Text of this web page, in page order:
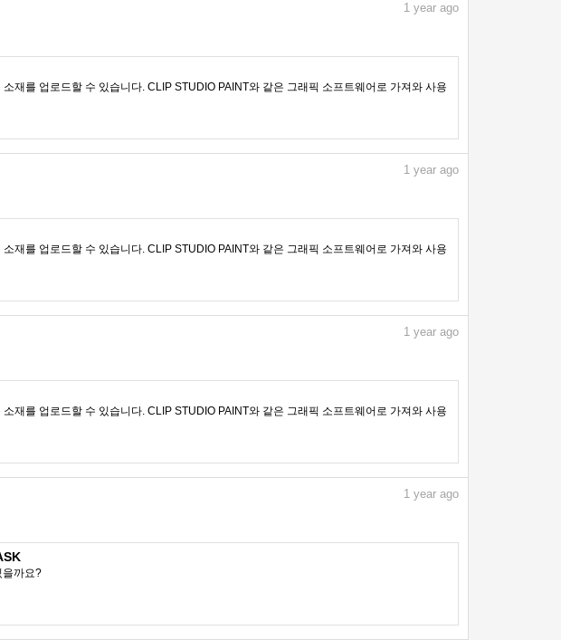
1 year ago
재를 업로드할 수 있습니다. CLIP STUDIO PAINT와 같은 그래픽 소프트웨어로 가져와 사용
1 year ago
재를 업로드할 수 있습니다. CLIP STUDIO PAINT와 같은 그래픽 소프트웨어로 가져와 사용
1 year ago
재를 업로드할 수 있습니다. CLIP STUDIO PAINT와 같은 그래픽 소프트웨어로 가져와 사용
1 year ago
을까요?